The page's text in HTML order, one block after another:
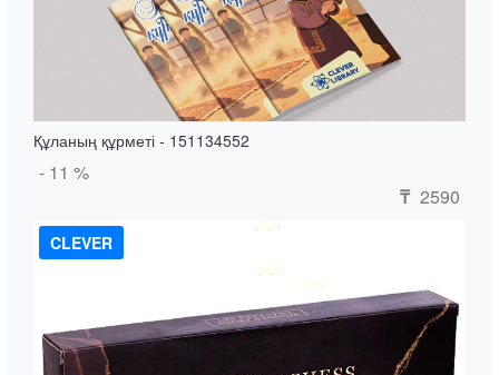
Құланың құрметі - 151134552
- 11 %
₸ 2590
CLEVER